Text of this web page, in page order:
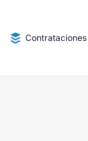
Contrataciones